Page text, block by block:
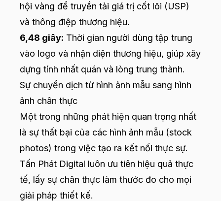
hội vàng để truyền tải giá trị cốt lõi (USP)
và thông điệp thương hiệu.
6,48 giây: Thời gian người dùng tập trung
vào logo và nhận diện thương hiệu, giúp xây
dựng tính nhất quán và lòng trung thành.
Sự chuyển dịch từ hình ảnh mẫu sang hình
ảnh chân thực
Một trong những phát hiện quan trọng nhất
là sự thất bại của các hình ảnh mẫu (stock
photos) trong việc tạo ra kết nối thực sự.
Tấn Phát Digital luôn ưu tiên hiệu quả thực
tế, lấy sự chân thực làm thước đo cho mọi
giải pháp thiết kế.